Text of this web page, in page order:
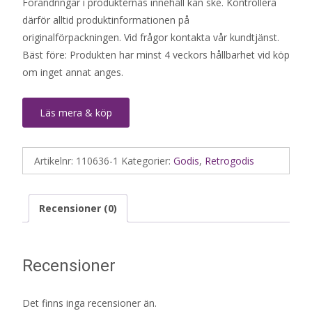
därför alltid produktinformationen på
originalförpackningen. Vid frågor kontakta vår kundtjänst.
Bäst före: Produkten har minst 4 veckors hållbarhet vid köp
om inget annat anges.
Läs mera & köp
Artikelnr: 110636-1 Kategorier: Godis, Retrogodis
Recensioner (0)
Recensioner
Det finns inga recensioner än.